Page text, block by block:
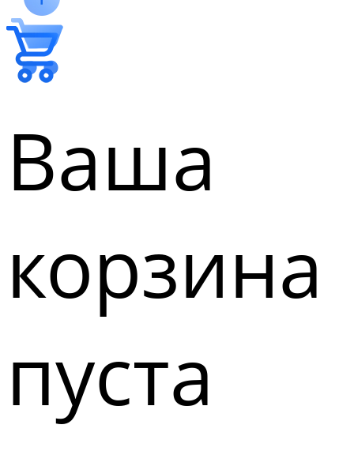
Ваша
корзина
пуста